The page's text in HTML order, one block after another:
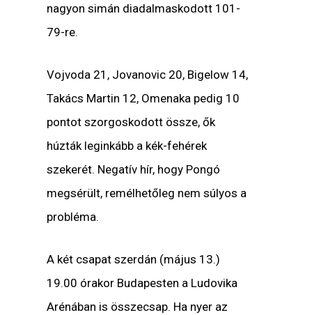
nagyon simán diadalmaskodott 101-
79-re.
Vojvoda 21, Jovanovic 20, Bigelow 14,
Takács Martin 12, Omenaka pedig 10
pontot szorgoskodott össze, ők
húzták leginkább a kék-fehérek
szekerét. Negatív hír, hogy Pongó
megsérült, remélhetőleg nem súlyos a
probléma.
A két csapat szerdán (május 13.)
19.00 órakor Budapesten a Ludovika
Arénában is összecsap. Ha nyer az